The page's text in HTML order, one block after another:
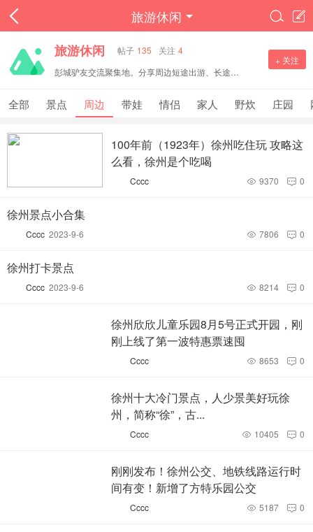
旅游休闲 

旅游休闲 帖子 135 关注 4
+ 关注
全部 景点 周边 带娃 情侣 家人 野炊 庄园
100年前（1923年）徐州吃住玩 攻略这
么看，徐州是个吃喝
Cccc  0
 9370
徐州景点小合集
Cccc 2023-9-6  0
 7806
徐州打卡景点
Cccc 2023-9-6  0
 8214
徐州欣欣儿童乐园8月5号正式开园，刚
刚上线了第一波特惠票速囤
Cccc  0
 8653
徐州十大冷门景点，人少景美好玩徐
州，简称“徐”，古...
Cccc  0
 10405
刚刚发布！徐州公交、地铁线路运行时
间有变！新增了方特乐园公交
Cccc  0
 5187